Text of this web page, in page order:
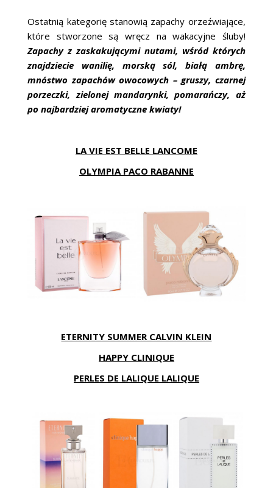
Ostatnią kategorię stanowią zapachy orzeźwiające,
które stworzone są wręcz na wakacyjne śluby!
Zapachy z zaskakującymi nutami, wśród których
znajdziecie wanilię, morską sól, białą ambrę,
mnóstwo zapachów owocowych – gruszy, czarnej
porzeczki, zielonej mandarynki, pomarańczy, aż
po najbardziej aromatyczne kwiaty!
LA VIE EST BELLE LANCOME
OLYMPIA PACO RABANNE
ETERNITY SUMMER CALVIN KLEIN
HAPPY CLINIQUE
PERLES DE LALIQUE LALIQUE